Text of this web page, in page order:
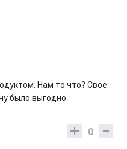
Нам то что? Свое
было выгодно
0